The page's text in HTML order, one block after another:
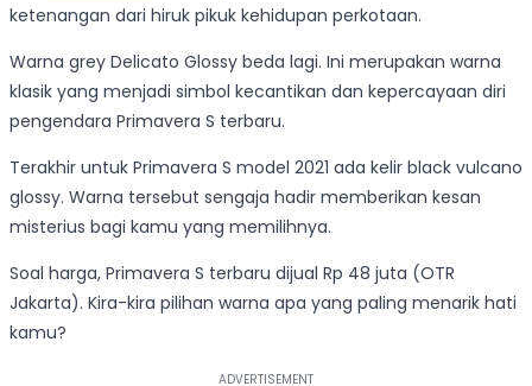
ketenangan dari hiruk pikuk kehidupan perkotaan.
Warna grey Delicato Glossy beda lagi. Ini merupakan warna
klasik yang menjadi simbol kecantikan dan kepercayaan diri
pengendara Primavera S terbaru.
Terakhir untuk Primavera S model 2021 ada kelir black vulcano
glossy. Warna tersebut sengaja hadir memberikan kesan
misterius bagi kamu yang memilihnya.
Soal harga, Primavera S terbaru dijual Rp 48 juta (OTR
Jakarta). Kira-kira pilihan warna apa yang paling menarik hati
kamu?